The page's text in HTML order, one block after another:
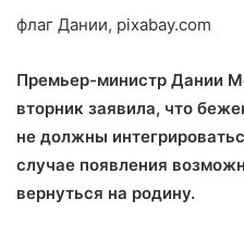
флаг Дании, pixabay.com
Премьер-министр Дании
вторник заявила, что
не должны
случае появления
вернуться на родину.